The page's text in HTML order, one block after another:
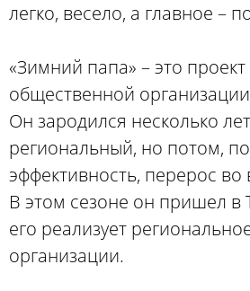
легко, весело, а главное –
«Зимний папа» – это
общественной
Он зародился несколько
региональный, но потом,
эффективность, перерос во
В этом сезоне он пришел в
его реализует
организации.